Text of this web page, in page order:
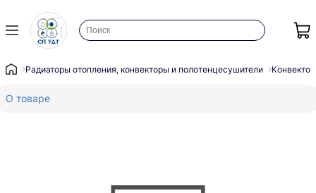
Радиаторы отопления, конвекторы и полотенцесушители
О товаре